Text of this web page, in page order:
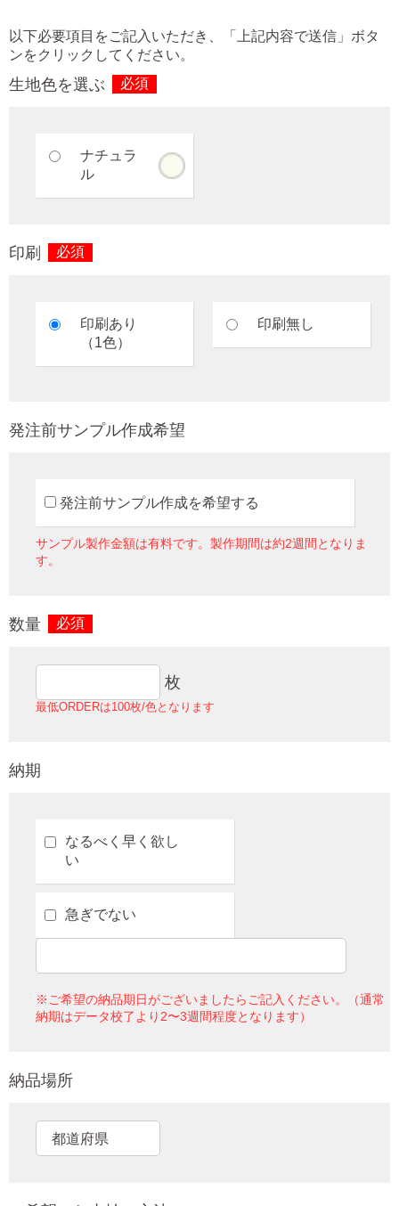
以下必要項目をご記入いただき、「上記内容で送信」ボタ
ンをクリックしてください。
生地色を選ぶ 必須
ナチュラ
ル
印刷 必須
印刷あり
（1色）
印刷無し
発注前サンプル作成希望
発注前サンプル作成を希望する
サンプル製作金額は有料です。製作期間は約2週間となりま
す。
数量 必須
枚
最低ORDERは100枚/色となります
納期
なるべく早く欲し
い
急ぎでない
※ご希望の納品期日がございましたらご記入ください。（通常
納期はデータ校了より2〜3週間程度となります）
納品場所